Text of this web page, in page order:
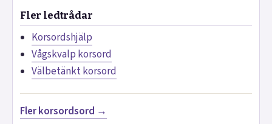
Fler ledtrådar
Korsordshjälp
Vågskvalp korsord
Välbetänkt korsord
Fler korsordsord →